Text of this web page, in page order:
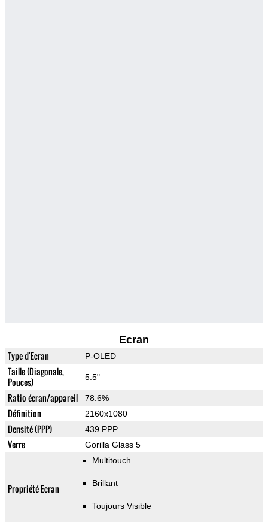
Ecran
Type d'Ecran P-OLED
Taille (Diagonale,
Pouces)
5.5"
Ratio écran/appareil 78.6%
Définition 2160x1080
Densité (PPP) 439 PPP
Verre Gorilla Glass 5
Propriété Ecran
Multitouch
Brillant
Toujours Visible